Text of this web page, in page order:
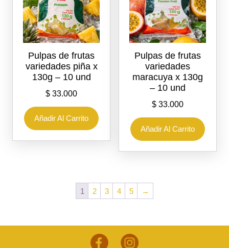
Pulpas de frutas
variedades piña x
130g – 10 und
$ 33.000
Añadir Al Carrito
Pulpas de frutas
variedades
maracuya x 130g
– 10 und
$ 33.000
Añadir Al Carrito
1 2 3 4 5 →